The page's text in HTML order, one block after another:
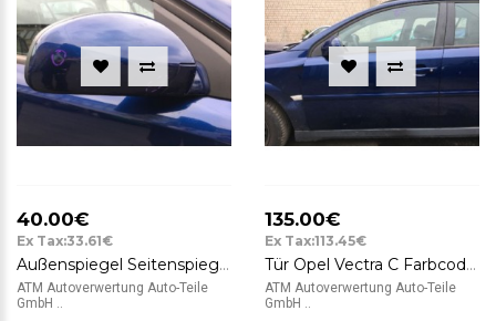
40.00€
Ex Tax:33.61€
Außenspiegel Seitenspiegel Opel Vectra C Farbcode Z21B Ultra Blue Blau rechts
ATM Autoverwertung Auto-Teile
GmbH ..
135.00€
Ex Tax:113.45€
Tür Opel Vectra C Farbcode Z21B Ultra Blue Blau vorne links
ATM Autoverwertung Auto-Teile
GmbH ..